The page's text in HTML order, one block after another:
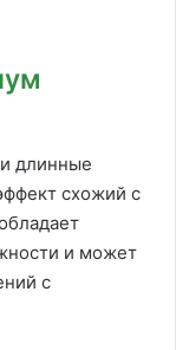
длинные
схожий с
и может
с